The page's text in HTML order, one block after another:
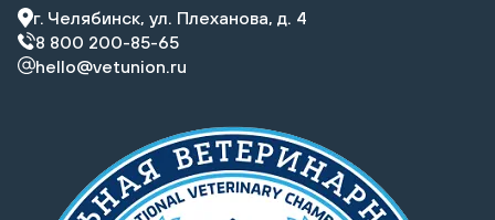
г. Челябинск, ул. Плеханова, д. 4
8 800 200-85-65
hello@vetunion.ru